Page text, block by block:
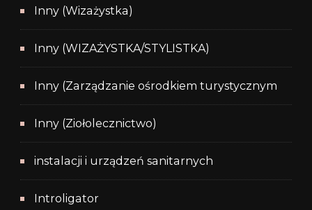
Inny (Wizażystka)
Inny (WIZAŻYSTKA/STYLISTKA)
Inny (Zarządzanie ośrodkiem turystycznym
Inny (Ziołolecznictwo)
instalacji i urządzeń sanitarnych
Introligator